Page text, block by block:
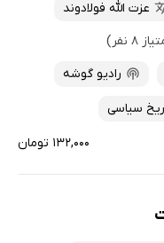
عزت الله فولادوند
۸ نفر)
رادیو گوشه
سیاسی
۱۳۲,۰۰۰ تومان